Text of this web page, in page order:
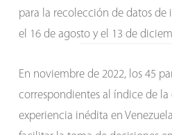
para la recolección de datos de
el 16 de agosto y el 13 de
En noviembre de 2022, los 45
correspondientes al índice de la
experiencia inédita en